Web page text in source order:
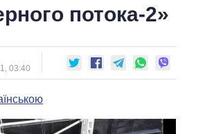
РАДА
ВИДЕО
ПОЛИТИКОВ
потока-2»
03:40